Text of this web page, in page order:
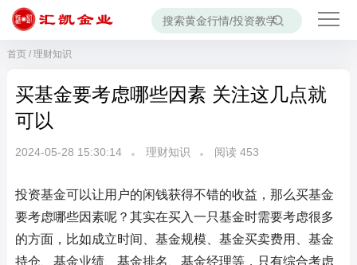
首页/ 理财知识
买基金要考虑哪些因素 关注这几点就
可以
2024-05-28 15:30:14 理财知识 阅读 453
投资基金可以让用户的闲钱获得不错的收益，那么买基金
要考虑哪些因素呢？其实在买入一只基金时需要考虑很多
的方面，比如成立时间、基金规模、基金买卖费用、基金
持仓、基金业绩、基金排名、基金经理等，只有综合考虑